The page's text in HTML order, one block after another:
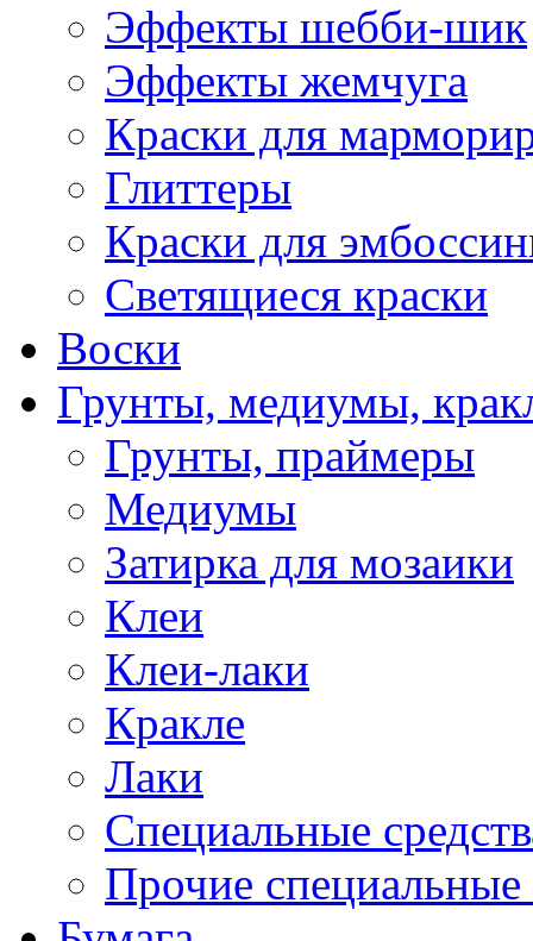
Эффекты шебби-шик
Эффекты жемчуга
Краски для
Глиттеры
Краски для
Светящиеся краски
Воски
Грунты, медиумы,
Грунты, праймеры
Медиумы
Затирка для мозаики
Клеи
Клеи-лаки
Кракле
Лаки
Специальные
Прочие специальные